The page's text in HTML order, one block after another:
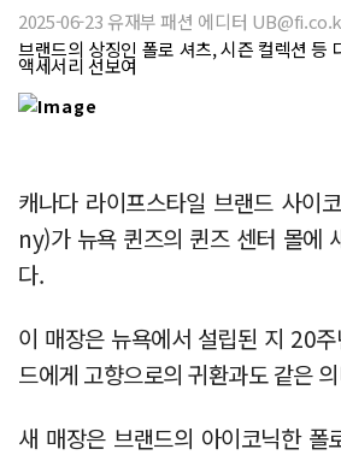
2025-06-23 유재부 패션 에디터
브랜드의 상징인 폴로 셔츠, 시즌 컬렉션 등
액세서리 선보여
캐나다 라이프스타일 브랜드 사
ny)가 뉴욕 퀸즈의 퀸즈 센터 몰에
다.
이 매장은 뉴욕에서 설립된 지 20
드에게 고향으로의 귀환과도 같은
새 매장은 브랜드의 아이코닉한 폴